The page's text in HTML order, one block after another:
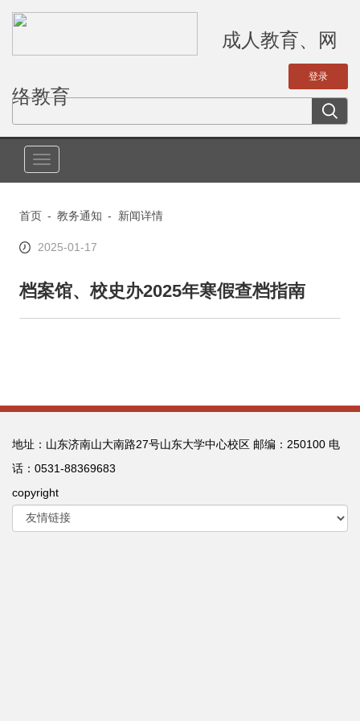
成人教育、网
络教育
切
换
航
首页 - 教务通知 - 新闻详情
2025-01-17
档案馆、校史办2025年寒假查档指南
地址：山东济南山大南路27号山东大学中心校区 邮编：250100 电
话：0531-88369683
copyright